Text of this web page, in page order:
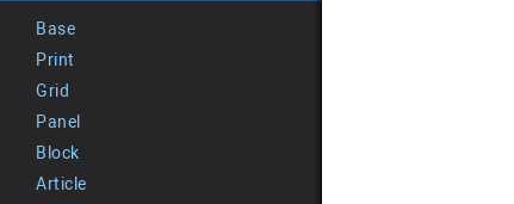
Base
Print
Grid
Panel
Block
Article